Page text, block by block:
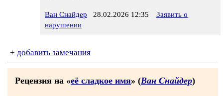
Ван Снайдер 28.02.2026 12:35
Заявить о
нарушении
+ добавить замечания
Рецензия на «её сладкое имя» (Ван Снайдер)